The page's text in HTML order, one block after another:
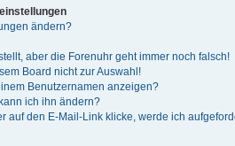
ändern?
aber die Forenuhr geht immer noch falsch!
Board nicht zur Auswahl!
Benutzernamen anzeigen?
ich ihn ändern?
auf den E-Mail-Link klicke, werde ich